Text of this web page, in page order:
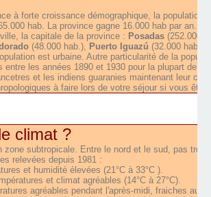
à forte croissance démographique, la population
hab. La province gagne 16.000 hab par an.
la capitale de la province : Posadas (252.000
(48.000 hab.), Puerto Iguazú (32.000 hab.),
est urbaine. Autre particularité de la
entre les années 1890 et 1930 pour la plupart de
et les indiens guaranies maintenant leur
à faire lors de votre séjour si vous
climat ?
zone subtropicale. Entre le nord et le sud, pas
relevées depuis 1981 :
et humidité élevées (21°C à 33°C ).
et climat agréables (14°C à 27°C).
agréables pendant l'après-midi, fraiches au